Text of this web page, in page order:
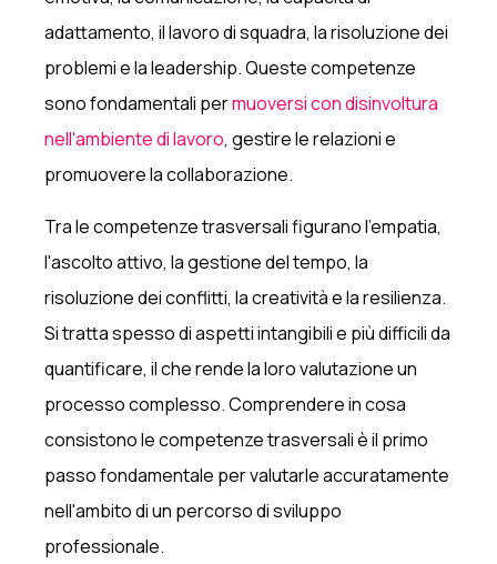
adattamento, il lavoro di squadra, la risoluzione dei
problemi e la leadership. Queste competenze
sono fondamentali permuoversi con disinvoltura
nell'ambiente di lavoro, gestire le relazioni e
promuovere la collaborazione.
Tra le competenze trasversali figurano l'empatia,
l'ascolto attivo, la gestione del tempo, la
risoluzione dei conflitti, la creatività e la resilienza.
Si tratta spesso di aspetti intangibili e più difficili da
quantificare, il che rende la loro valutazione un
processo complesso. Comprendere in cosa
consistono le competenze trasversali è il primo
passo fondamentale per valutarle accuratamente
nell'ambito di un percorso di sviluppo
professionale.